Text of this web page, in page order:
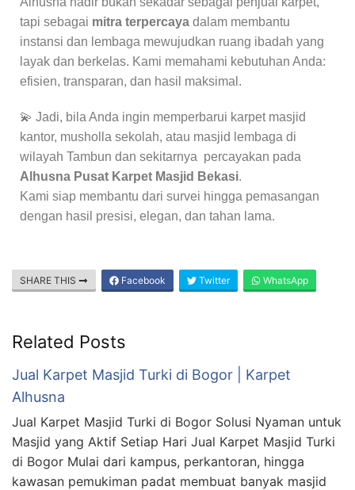
tapi sebagai mitra terpercaya dalam membantu
instansi dan lembaga mewujudkan ruang ibadah yang
layak dan berkelas. Kami memahami kebutuhan Anda:
efisien, transparan, dan hasil maksimal.
💫 Jadi, bila Anda ingin memperbarui karpet masjid
kantor, musholla sekolah, atau masjid lembaga di
wilayah Tambun dan sekitarnya percayakan pada
Alhusna Pusat Karpet Masjid Bekasi.
Kami siap membantu dari survei hingga pemasangan
dengan hasil presisi, elegan, dan tahan lama.
SHARE THIS Facebook Twitter WhatsApp
Related Posts
Jual Karpet Masjid Turki di Bogor | Karpet
Alhusna
Jual Karpet Masjid Turki di Bogor Solusi Nyaman untuk
Masjid yang Aktif Setiap Hari Jual Karpet Masjid Turki
di Bogor Mulai dari kampus, perkantoran, hingga
kawasan pemukiman padat membuat banyak masjid